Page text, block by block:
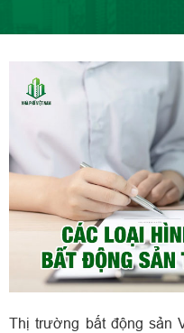
Thị trường bất động sản